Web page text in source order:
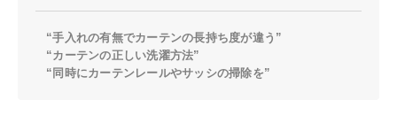
“手入れの有無でカーテンの長持ち度が違う”
“カーテンの正しい洗濯方法”
“同時にカーテンレールやサッシの掃除を”